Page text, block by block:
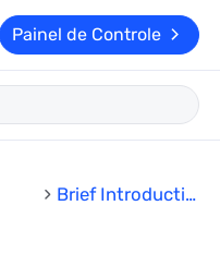
Painel de Controle
Brief Introductio